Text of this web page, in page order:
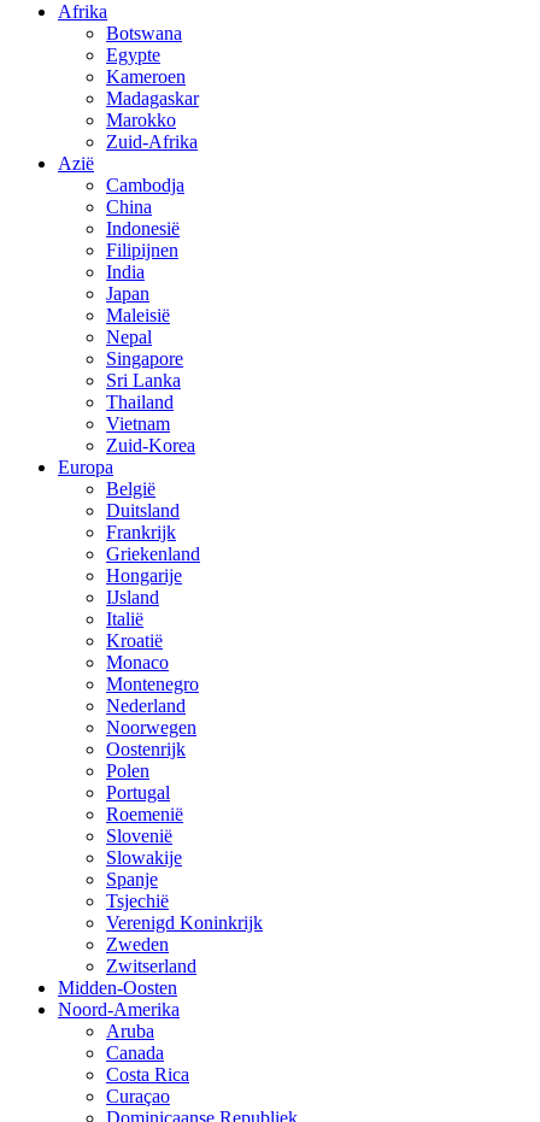
Afrika
Botswana
Egypte
Kameroen
Madagaskar
Marokko
Zuid-Afrika
Azië
Cambodja
China
Indonesië
Filipijnen
India
Japan
Maleisië
Nepal
Singapore
Sri Lanka
Thailand
Vietnam
Zuid-Korea
Europa
België
Duitsland
Frankrijk
Griekenland
Hongarije
IJsland
Italië
Kroatië
Monaco
Montenegro
Nederland
Noorwegen
Oostenrijk
Polen
Portugal
Roemenië
Slovenië
Slowakije
Spanje
Tsjechië
Verenigd Koninkrijk
Zweden
Zwitserland
Midden-Oosten
Noord-Amerika
Aruba
Canada
Costa Rica
Curaçao
Dominicaanse Republiek